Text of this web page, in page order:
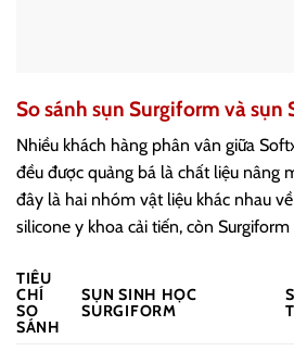
So sánh sụn Surgiform và sụn
Nhiều khách hàng phân vân giữa
đều được quảng bá là chất liệu nâng
đây là hai nhóm vật liệu khác nhau
silicone y khoa cải tiến, còn
TIÊU
CHÍ
SO
SÁNH
SỤN SINH HỌC
SURGIFORM